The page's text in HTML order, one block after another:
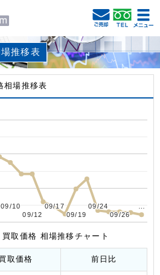
推移表
相場推移表
09/10
09/10
09/12
09/12
09/17
09/17
09/19
09/19
09/24
09/24
09/26
09/26
取価格 相場推移チャート
取価格 前日比